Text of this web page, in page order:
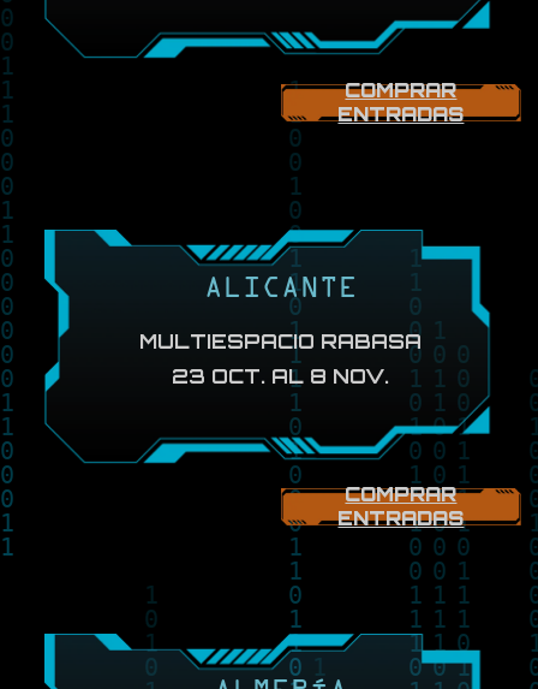
COMPRAR
ENTRADAS
ALICANTE
MULTIESPACIO RABASA
23 OCT. AL 8 NOV.
COMPRAR
ENTRADAS